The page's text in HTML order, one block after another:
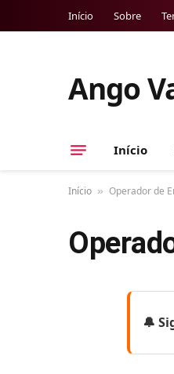
Início Sobre
Ango
Início
Início » Operador de
🔔